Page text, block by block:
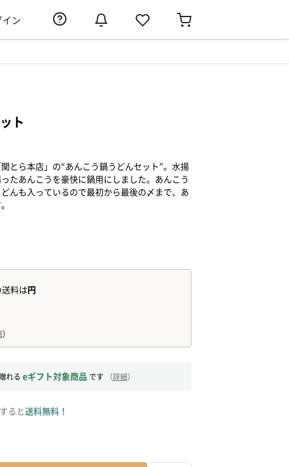
イン
ト
とら本店」の“あんこう鍋うどんセット”。水揚
たあんこうを豪快に鍋用にしました。あんこう
んも入っているので最初から最後の〆まで、あ
れる eギフト対象商品 です （詳細）
ると送料無料！